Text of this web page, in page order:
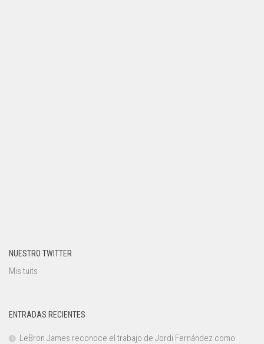
NUESTRO TWITTER
Mis tuits
ENTRADAS RECIENTES
LeBron James reconoce el trabajo de Jordi Fernández como